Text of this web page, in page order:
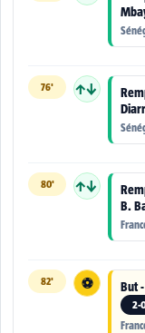
76' ↑↓
80' ↑↓
B.
82' ⚽ But
2-